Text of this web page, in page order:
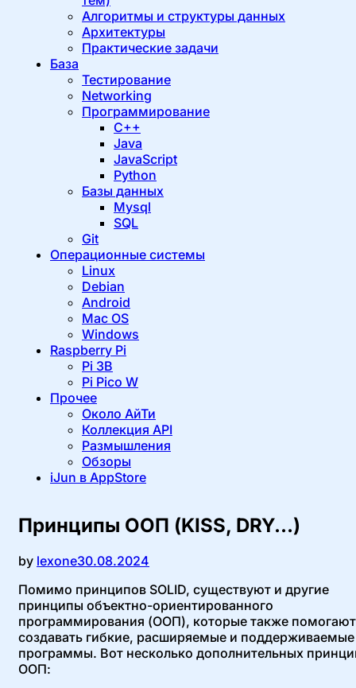
Алгоритмы и структуры данных
Архитектуры
Практические задачи
База
Тестирование
Networking
Программирование
C++
Java
JavaScript
Python
Базы данных
Mysql
SQL
Git
Операционные системы
Linux
Debian
Android
Mac OS
Windows
Raspberry Pi
Pi 3B
Pi Pico W
Прочее
Около АйТи
Коллекция API
Размышления
Обзоры
iJun в AppStore
Принципы ООП (KISS, DRY…)
by lexoneОпубликовано
30.08.2024
Помимо принципов SOLID, существуют и другие
принципы объектно-ориентированного
программирования (ООП), которые также помогают
создавать гибкие, расширяемые и поддерживаемые
программы. Вот несколько дополнительных
ООП: